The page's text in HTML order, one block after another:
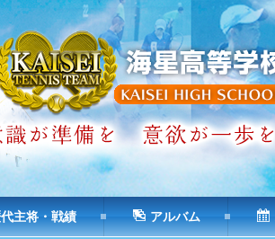
主将・戦績 アルバム